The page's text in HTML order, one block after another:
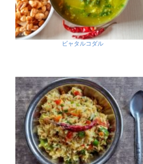
ビャタルコダル